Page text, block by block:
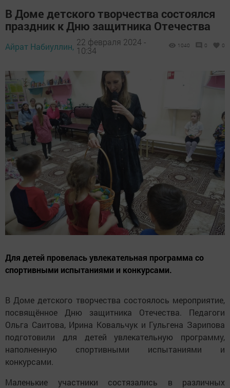
В Доме детского творчества состоялся
праздник к Дню защитника Отечества
Айрат Набиуллин, 22 февраля 2024 -
10:34
1040 0 0
Для детей провелась увлекательная программа со
спортивными испытаниями и конкурсами.
В Доме детского творчества состоялось мероприятие,
посвящённое Дню защитника Отечества. Педагоги
Ольга Саитова, Ирина Ковальчук и Гульгена Зарипова
подготовили для детей увлекательную программу,
наполненную спортивными испытаниями и
конкурсами.
Маленькие участники состязались в различных